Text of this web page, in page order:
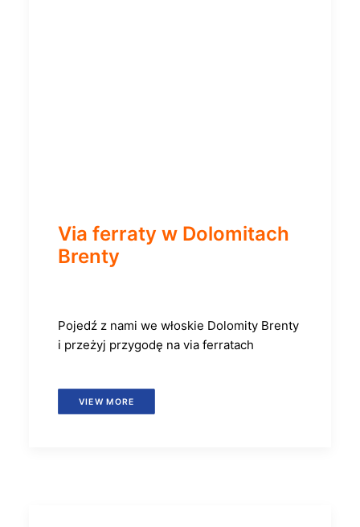
Via ferraty w Dolomitach
Brenty
Pojedź z nami we włoskie Dolomity Brenty
i przeżyj przygodę na via ferratach
VIEW MORE